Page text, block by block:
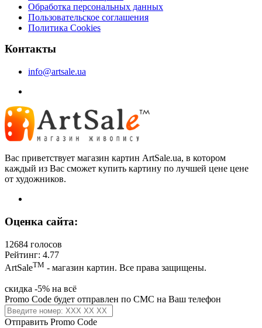
Обработка персональных данных
Пользовательское соглашения
Политика Cookies
Контакты
info@artsale.ua
Вас приветствует магазин картин ArtSale.ua, в котором
каждый из Вас сможет купить картину по лучшей цене цене
от художников.
Оценка сайта:
12684 голосов
Рейтинг: 4.77
ArtSaleТМ - магазин картин. Все права защищены.
скидка -5% на всё
Promo Code будет отправлен по СМС на Ваш телефон
Отправить Promo Code